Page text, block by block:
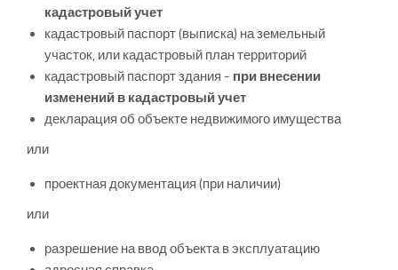
кадастровый учет
кадастровый паспорт (выписка) на земельный
участок, или кадастровый план территорий
кадастровый паспорт здания - при внесении
изменений в кадастровый учет
декларация об объекте недвижимого имущества
или
проектная документация (при наличии)
или
разрешение на ввод объекта в эксплуатацию